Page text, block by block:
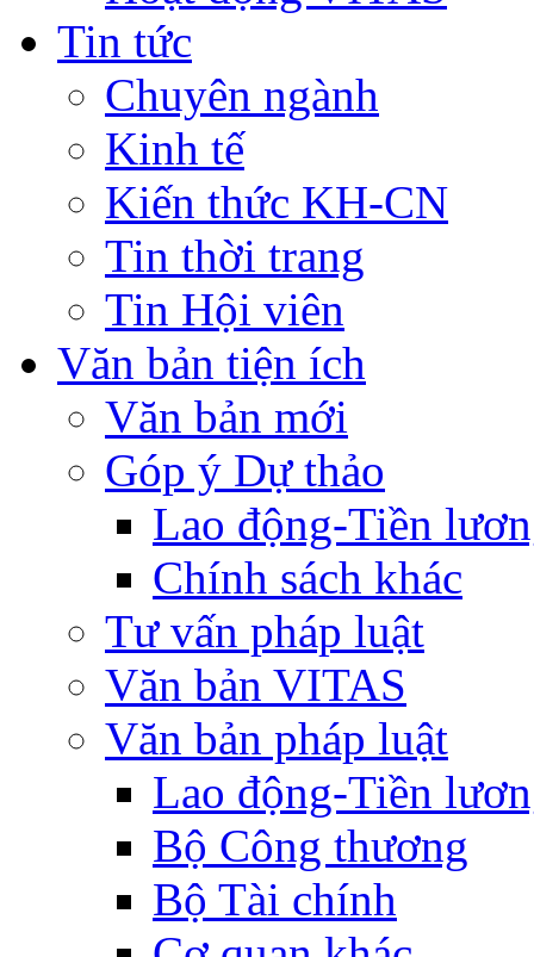
Tin tức
Chuyên ngành
Kinh tế
Kiến thức KH-CN
Tin thời trang
Tin Hội viên
Văn bản tiện ích
Văn bản mới
Góp ý Dự thảo
Lao động-Tiền
Chính sách khác
Tư vấn pháp luật
Văn bản VITAS
Văn bản pháp luật
Lao động-Tiền
Bộ Công thương
Bộ Tài chính